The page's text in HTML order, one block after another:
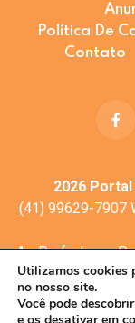
Política De
Contato
2026Portal
(41) 99629-7907
Av. Profa. Laura
dos
©
Utilizamos cookies
no nosso site.
Você pode